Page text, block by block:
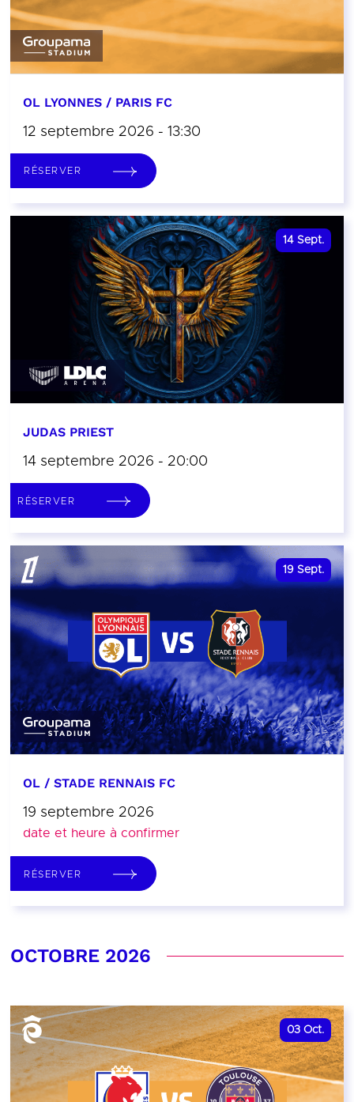
OL LYONNES / PARIS FC
12 septembre 2026 - 13:30
RÉSERVER
14 Sept.
JUDAS PRIEST
14 septembre 2026 - 20:00
RÉSERVER
19 Sept.
OL / STADE RENNAIS FC
19 septembre 2026
date et heure à confirmer
RÉSERVER
OCTOBRE 2026
03 Oct.